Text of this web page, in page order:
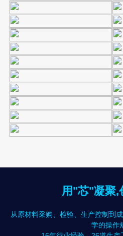
用"芯"凝聚,
从原材料采购、检验、生产控制到
学的操作